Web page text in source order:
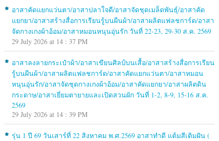
อาสาคัดแยกแว่นตา/อาสาปลาใจดี/อาสาจัดชุดเมล็ดพันธุ์/อาสาคัด
แยกยา/อาสาสร้างสื่อการเรียนรู้บนผืนผ้า/อาสาผลิตแฟลชการ์ด/อาสา
จัดกางเกงผ้าอ้อม/อาสาหมอนหนุนอุ่นรัก วันที่ 22-23, 29-30 ส.ค. 2569
29 July 2026 at 14 : 37 PM
อาสาลงลายกระเป๋าผ้า/อาสาเขียนศิลป์บนเสื้อ/อาสาสร้างสื่อการเรียน
รู้บนผืนผ้า/อาสาผลิตแฟลชการ์ด/อาสาคัดแยกแว่นตา/อาสาหมอน
หนุนอุ่นรัก/อาสาจัดชุดกางเกงผ้าอ้อม/อาสาคัดแยกยา/อาสาผลิตดิน
กระดาษ/อาสาเยี่ยมตายายและเปิดสวนผัก วันที่ 1-2, 8-9, 15-16 ส.ค.
2569
29 July 2026 at 14 : 39 PM
รุ่น 1 ปี 69 วันเสาร์ที่ 22 สิงหาคม พ.ศ.2569 อาสาทำดี แต้มสีเติมฝัน (